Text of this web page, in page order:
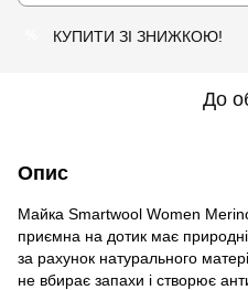
КУПИТИ ЗІ ЗНИЖКОЮ!
До
Опис
Майка Smartwool Women
приємна на дотик має природні
за рахунок натурального
не вбирає запахи і створює